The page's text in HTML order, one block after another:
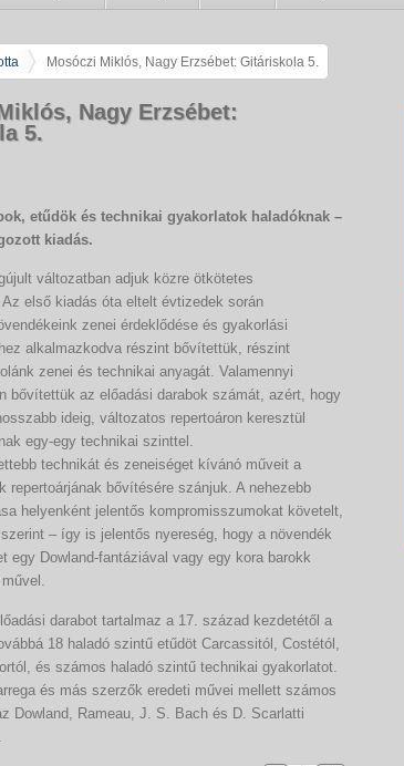
Mosóczi Miklós, Nagy Erzsébet: Gitáriskola 5.
Nagy Erzsébet:
5.
etűdök és technikai gyakorlatok haladóknak –
kiadás.
változatban adjuk közre ötkötetes
első kiadás óta eltelt évtizedek során
zenei érdeklődése és gyakorlási
alkalmazkodva részint bővítettük, részint
zenei és technikai anyagát. Valamennyi
bővítettük az előadási darabok számát, azért, hogy
ideig, változatos repertoáron keresztül
egy-egy technikai szinttel.
technikát és zeneiséget kívánó műveit a
repertoárjának bővítésére szánjuk. A nehezebb
helyenként jelentős kompromisszumokat követelt,
– így is jelentős nyereség, hogy a növendék
egy Dowland-fantáziával vagy egy kora barokk
darabot tartalmaz a 17. század kezdetétől a
18 haladó szintű etűdöt Carcassitól, Costétól,
és számos haladó szintű technikai gyakorlatot.
és más szerzők eredeti művei mellett számos
Dowland, Rameau, J. S. Bach és D. Scarlatti